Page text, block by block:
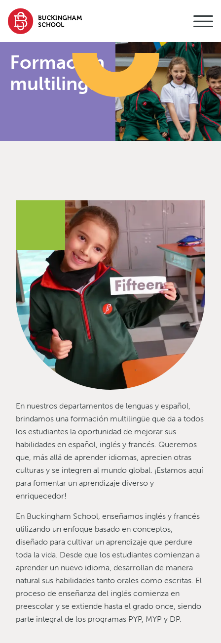
contenido
Formación
multilingüe
En nuestros departamentos de lenguas y español,
brindamos una formación multilingüe que da a todos
los estudiantes la oportunidad de mejorar sus
habilidades en español, inglés y francés. Queremos
que, más allá de aprender idiomas, aprecien otras
culturas y se integren al mundo global. ¡Estamos aquí
para fomentar un aprendizaje diverso y
enriquecedor!
En Buckingham School, enseñamos inglés y francés
utilizando un enfoque basado en conceptos,
diseñado para cultivar un aprendizaje que perdure
toda la vida. Desde que los estudiantes comienzan a
aprender un nuevo idioma, desarrollan de manera
natural sus habilidades tanto orales como escritas. El
proceso de enseñanza del inglés comienza en
preescolar y se extiende hasta el grado once, siendo
parte integral de los programas PYP, MYP y DP.